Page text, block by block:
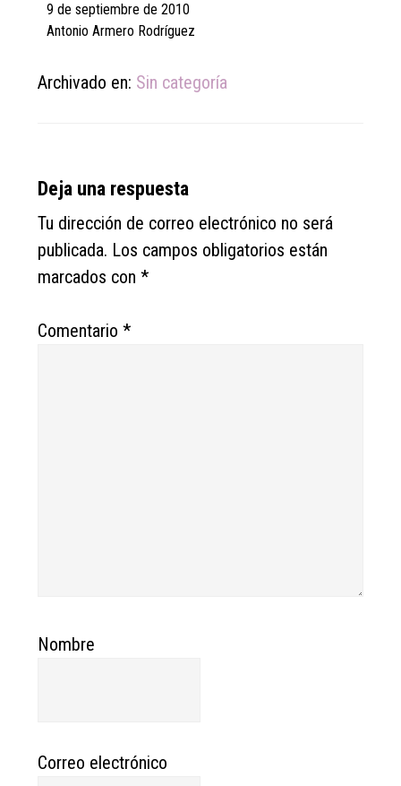
9 de septiembre de 2010
Antonio Armero Rodríguez
Archivado en: Sin categoría
Reader
Interactions
Deja una respuesta
Tu dirección de correo electrónico no será
publicada. Los campos obligatorios están
marcados con*
Comentario*
Nombre
Correo electrónico